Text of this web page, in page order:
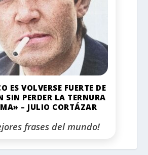
ES VOLVERSE FUERTE DE
SIN PERDER LA TERNURA
– JULIO CORTÁZAR
frases del mundo!